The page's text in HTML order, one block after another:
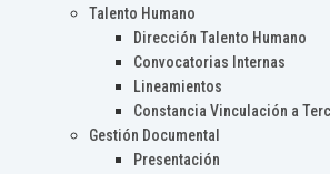
Talento Humano
Dirección Talento Humano
Convocatorias Internas
Lineamientos
Constancia Vinculación a
Gestión Documental
Presentación